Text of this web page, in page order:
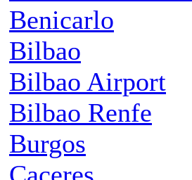
Benicarlo
Bilbao
Bilbao Airport
Bilbao Renfe
Burgos